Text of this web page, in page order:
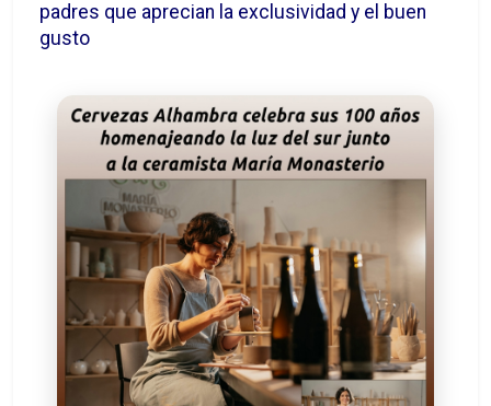
padres que aprecian la exclusividad y el buen
gusto